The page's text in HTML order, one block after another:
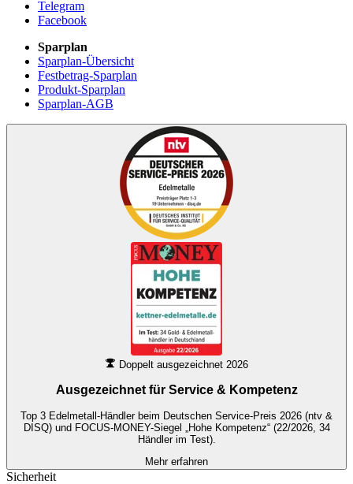
Telegram
Facebook
Sparplan
Sparplan-Übersicht
Festbetrag-Sparplan
Produkt-Sparplan
Sparplan-AGB
Doppelt ausgezeichnet 2026
Ausgezeichnet für Service & Kompetenz
Top 3 Edelmetall-Händler beim Deutschen Service-Preis 2026 (ntv &
DISQ) und FOCUS-MONEY-Siegel „Hohe Kompetenz“ (22/2026, 34
Händler im Test).
Mehr erfahren
Sicherheit